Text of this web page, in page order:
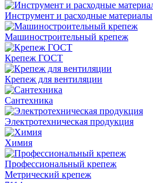
Инструмент и расходные материалы
Машиностроительный крепеж
Крепеж ГОСТ
Крепеж для вентиляции
Сантехника
Электротехническая продукция
Химия
Профессиональный крепеж
Метрический крепеж